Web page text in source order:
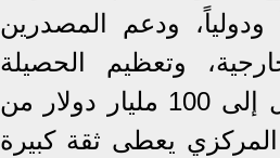
ودولياً، ودعم المصدرين
وتعظيم الحصيلة
التصديرية لتحقيق رؤية مصر بشأن الوصول إلى 100 مليار دولار من
المركزي يعطى ثقة كبيرة